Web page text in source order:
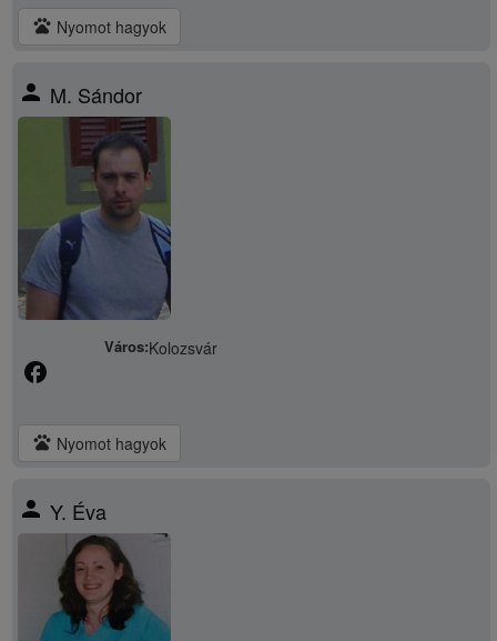
pets Nyomot hagyok
person M. Sándor
Város:Kolozsvár
facebook
pets Nyomot hagyok
person Y. Éva